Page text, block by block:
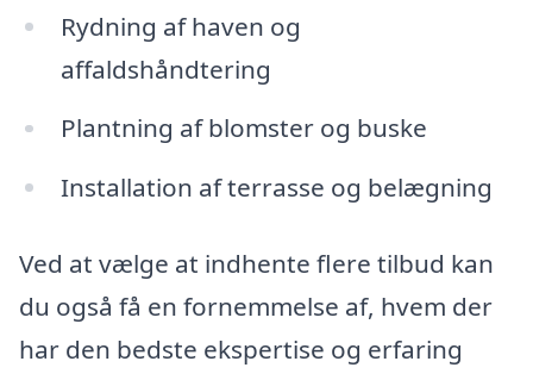
Rydning af haven og
affaldshåndtering
Plantning af blomster og buske
Installation af terrasse og belægning
Ved at vælge at indhente flere tilbud kan
du også få en fornemmelse af, hvem der
har den bedste ekspertise og erfaring